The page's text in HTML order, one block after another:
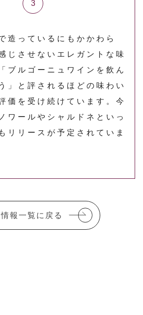
造っているにもかかわら
じさせないエレガントな味
ブルゴーニュワインを飲ん
」と評されるほどの味わい
価を受け続けています。今
ワールやシャルドネといっ
リリースが予定されていま
報一覧に戻る